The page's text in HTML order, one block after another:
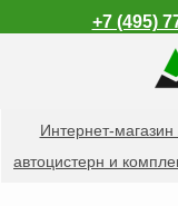
+7 (495)
КАТАЛОГ
Интернет-
автоцистерн и